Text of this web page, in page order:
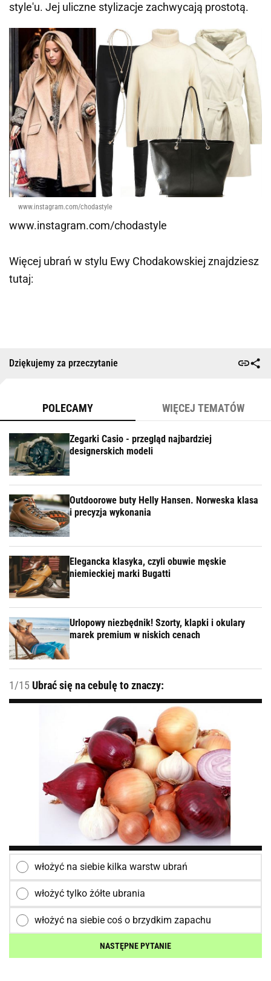
style'u. Jej uliczne stylizacje zachwycają prostotą.
www.instagram.com/chodastyle
www.instagram.com/chodastyle
Więcej ubrań w stylu Ewy Chodakowskiej znajdziesz
tutaj:
Dziękujemy za przeczytanie
POLECAMY WIĘCEJ TEMATÓW
Zegarki Casio - przegląd najbardziej
designerskich modeli
Outdoorowe buty Helly Hansen. Norweska klasa
i precyzja wykonania
Elegancka klasyka, czyli obuwie męskie
niemieckiej marki Bugatti
Urlopowy niezbędnik! Szorty, klapki i okulary
marek premium w niskich cenach
1/15 Ubrać się na cebulę to znaczy:
włożyć na siebie kilka warstw ubrań
włożyć tylko żółte ubrania
włożyć na siebie coś o brzydkim zapachu
NASTĘPNE PYTANIE